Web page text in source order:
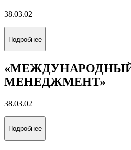
38.03.02
Подробнее
МЕНЕДЖМЕНТ»
38.03.02
Подробнее